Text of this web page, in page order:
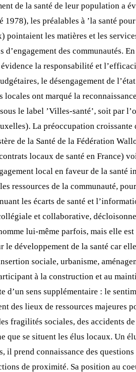
de la santé de leur population a
les préalables à ’la santé
les matières et les
d’engagement des communautés.
la responsabilité et
le désengagement de
locales ont marqué la
le label ’Villes-santé’, soit par
La préoccupation croissante
de la Santé de la Fédération
locaux de santé en France)
local en faveur de la
ressources de la communauté,
les écarts de santé et
et collaborative,
lui-même parfois, mais elle
le développement de la santé car
sociale, urbanisme,
à la construction et au
d’un sens supplémentaire : le
des lieux de ressources majeures
fragilités sociales, des accidents
que se situent les élus locaux. Un
il prend connaissance des
de proximité. Sa position au